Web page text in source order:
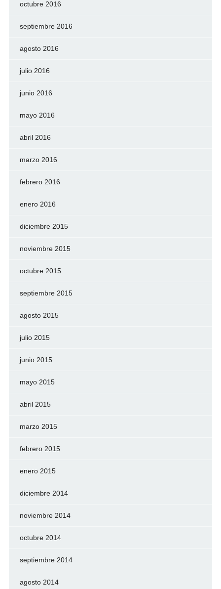
octubre 2016
septiembre 2016
agosto 2016
julio 2016
junio 2016
mayo 2016
abril 2016
marzo 2016
febrero 2016
enero 2016
diciembre 2015
noviembre 2015
octubre 2015
septiembre 2015
agosto 2015
julio 2015
junio 2015
mayo 2015
abril 2015
marzo 2015
febrero 2015
enero 2015
diciembre 2014
noviembre 2014
octubre 2014
septiembre 2014
agosto 2014